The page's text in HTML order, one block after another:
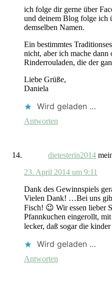
ich folge dir gerne über
und deinem Blog folge ich
demselben Namen.
Ein bestimmtes
nicht, aber ich mache
Rinderrouladen, die der
Liebe Grüße,
Daniela
Wird geladen …
Antworten
dietesterin2014
23. April 2014 um 9:11
Dank des Gewinnspiels
Vielen Dank! …Bei uns
Fisch! 😉 Wir essen lieber
Pfannkuchen eingerollt,
lecker, daß sogar die
Wird geladen …
Antworten